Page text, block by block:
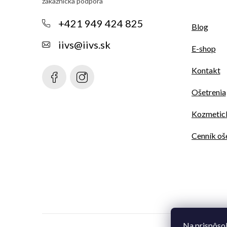
+421 949 424 825
iivs@iivs.sk
Blog
E-shop
Kontakt
Ošetrenia
Cenník